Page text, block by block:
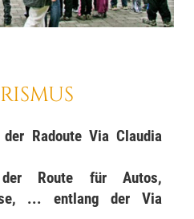
Radoute Via Claudia
der Route für Autos,
... entlang der Via